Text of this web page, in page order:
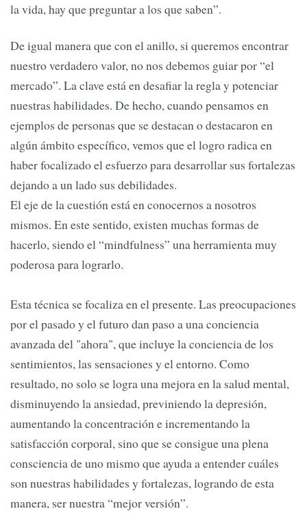
la vida, hay que preguntar a los que saben”.
De igual manera que con el anillo, si queremos encontrar
nuestro verdadero valor, no nos debemos guiar por “el
mercado”. La clave está en desafiar la regla y potenciar
nuestras habilidades. De hecho, cuando pensamos en
ejemplos de personas que se destacan o destacaron en
algún ámbito específico, vemos que el logro radica en
haber focalizado el esfuerzo para desarrollar sus fortalezas
dejando a un lado sus debilidades.
El eje de la cuestión está en conocernos a nosotros
mismos. En este sentido, existen muchas formas de
hacerlo, siendo el “mindfulness” una herramienta muy
poderosa para lograrlo.
Esta técnica se focaliza en el presente. Las preocupaciones
por el pasado y el futuro dan paso a una conciencia
avanzada del "ahora", que incluye la conciencia de los
sentimientos, las sensaciones y el entorno. Como
resultado, no solo se logra una mejora en la salud mental,
disminuyendo la ansiedad, previniendo la depresión,
aumentando la concentración e incrementando la
satisfacción corporal, sino que se consigue una plena
consciencia de uno mismo que ayuda a entender cuáles
son nuestras habilidades y fortalezas, logrando de esta
manera, ser nuestra “mejor versión”.